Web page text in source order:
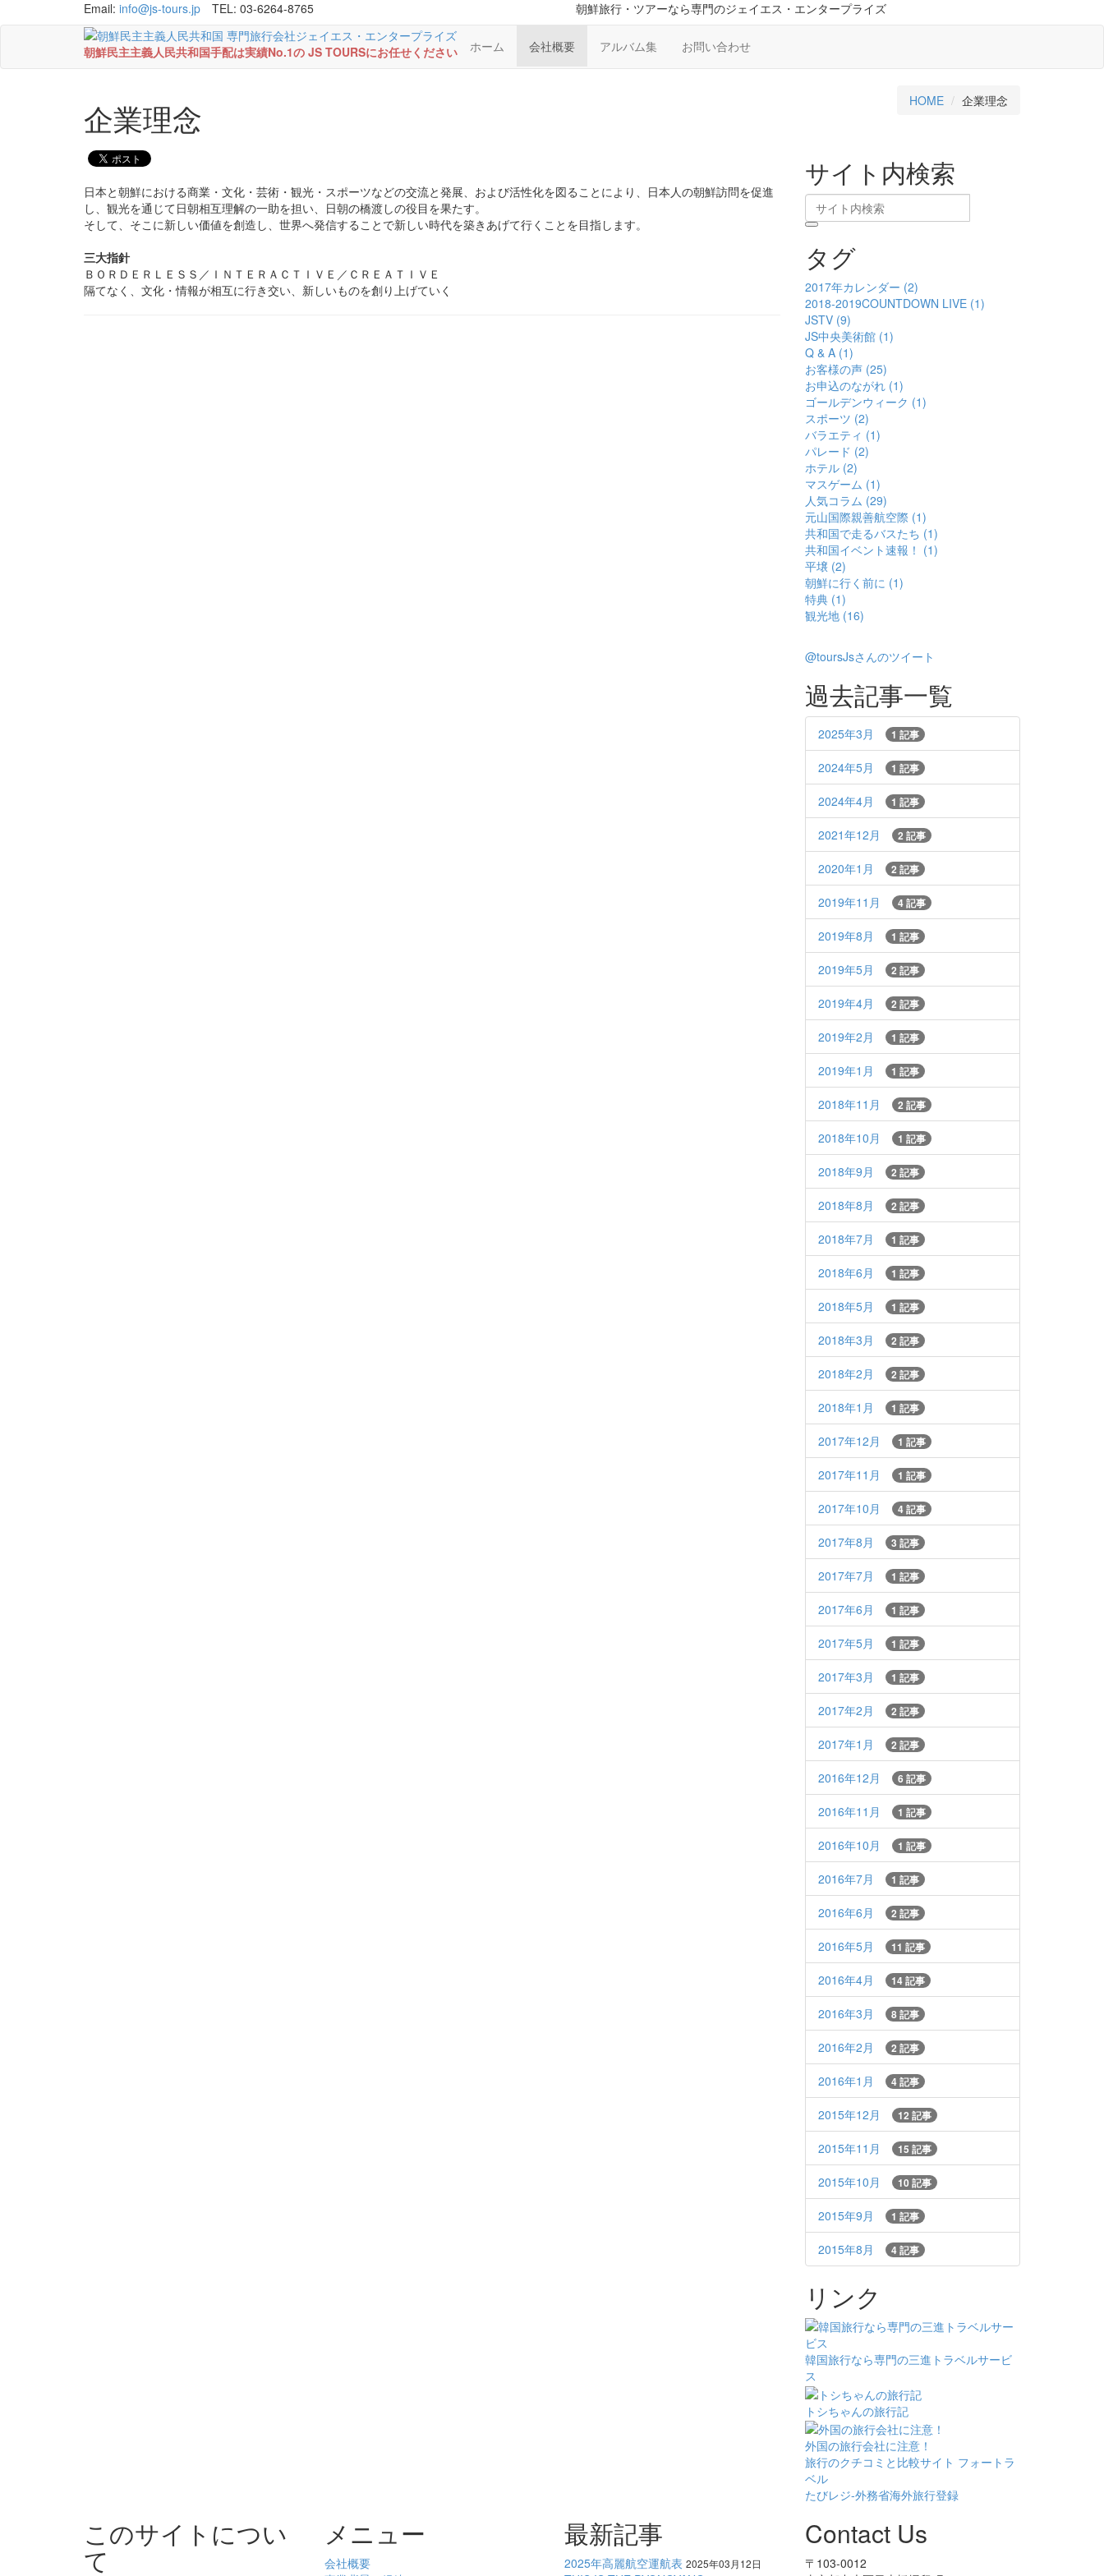
Email: info@js-tours.jp TEL: 03-6264-8765 朝鮮旅行・ツアーなら専門のジェイエス・エンタープライズ
朝鮮民主主義人民共和国手配は実績No.1の JS TOURSにお任せください ホーム 会社概要 アルバム集 お問い合わせ
企業理念 HOME 企業理念
日本と朝鮮における商業・文化・芸術・観光・スポーツなどの交流と発展、および活性化を図ることにより、日本人の朝鮮訪問を促進
し、観光を通じて日朝相互理解の一助を担い、日朝の橋渡しの役目を果たす。
そして、そこに新しい価値を創造し、世界へ発信することで新しい時代を築きあげて行くことを目指します。
三大指針
ＢＯＲＤＥＲＬＥＳＳ／ＩＮＴＥＲＡＣＴＩＶＥ／ＣＲＥＡＴＩＶＥ
隔てなく、文化・情報が相互に行き交い、新しいものを創り上げていく
サイト内検索
タグ
2017年カレンダー (2)
2018-2019COUNTDOWN LIVE (1)
JSTV (9)
JS中央美術館 (1)
Q & A (1)
お客様の声 (25)
お申込のながれ (1)
ゴールデンウィーク (1)
スポーツ (2)
バラエティ (1)
パレード (2)
ホテル (2)
マスゲーム (1)
人気コラム (29)
元山国際親善航空際 (1)
共和国で走るバスたち (1)
共和国イベント速報！ (1)
平壌 (2)
朝鮮に行く前に (1)
特典 (1)
観光地 (16)
@toursJsさんのツイート
過去記事一覧
2025年3月 1 記事
2024年5月 1 記事
2024年4月 1 記事
2021年12月 2 記事
2020年1月 2 記事
2019年11月 4 記事
2019年8月 1 記事
2019年5月 2 記事
2019年4月 2 記事
2019年2月 1 記事
2019年1月 1 記事
2018年11月 2 記事
2018年10月 1 記事
2018年9月 2 記事
2018年8月 2 記事
2018年7月 1 記事
2018年6月 1 記事
2018年5月 1 記事
2018年3月 2 記事
2018年2月 2 記事
2018年1月 1 記事
2017年12月 1 記事
2017年11月 1 記事
2017年10月 4 記事
2017年8月 3 記事
2017年7月 1 記事
2017年6月 1 記事
2017年5月 1 記事
2017年3月 1 記事
2017年2月 2 記事
2017年1月 2 記事
2016年12月 6 記事
2016年11月 1 記事
2016年10月 1 記事
2016年7月 1 記事
2016年6月 2 記事
2016年5月 11 記事
2016年4月 14 記事
2016年3月 8 記事
2016年2月 2 記事
2016年1月 4 記事
2015年12月 12 記事
2015年11月 15 記事
2015年10月 10 記事
2015年9月 1 記事
2015年8月 4 記事
リンク
韓国旅行なら専門の三進トラベルサービ
ス
トシちゃんの旅行記
外国の旅行会社に注意！
旅行のクチコミと比較サイト フォートラ
ベル
たびレジ-外務省海外旅行登録
このサイトについ
て
メニュー
会社概要
最新記事
2025年高麗航空運航表 2025年03月12日
Contact Us
〒103-0012